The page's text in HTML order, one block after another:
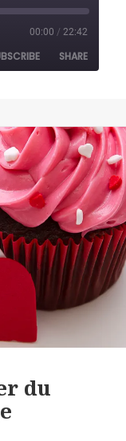
00:00 / 22:42
SHARE
du